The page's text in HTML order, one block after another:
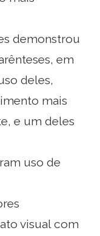
demonstrou
em
deles,
mais
e um deles
uso de
visual com